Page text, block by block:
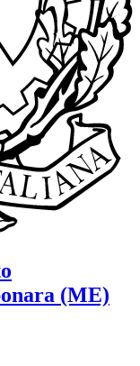
(ME)